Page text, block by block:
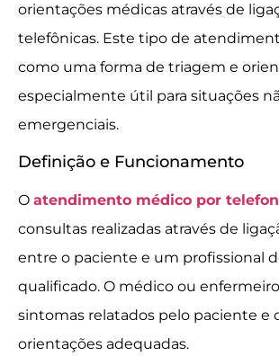
orientações médicas através de
telefônicas. Este tipo de
como uma forma de triagem e
especialmente útil para situações
emergenciais.
Definição e Funcionamento
O atendimento médico por
consultas realizadas através de
entre o paciente e um profissional
qualificado. O médico ou
sintomas relatados pelo paciente e
orientações adequadas.